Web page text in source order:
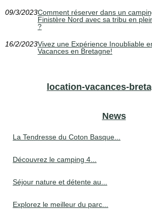
09/3/2023Comment réserver dans un
Finistère Nord avec sa tribu en
?
16/2/2023Vivez une Expérience Inoubliable
Vacances en Bretagne!
location-vacances-
News
La Tendresse du Coton Basque...
Découvrez le camping 4...
Séjour nature et détente au...
Explorez le meilleur du parc...